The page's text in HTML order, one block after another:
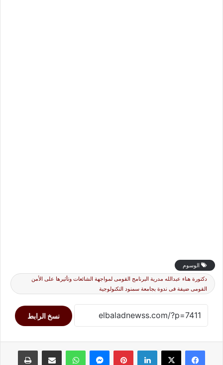
الوسوم
دكتورة هناء عبدالله مدرية البرنامج القومى لمواجهة الشائعات وتأثيرها على الأمن
القومى ضيفة فى ندوة بجامعة سمنود التكنولوجية
نسخ الرابط
لينكدإن بينتيريست واتساب